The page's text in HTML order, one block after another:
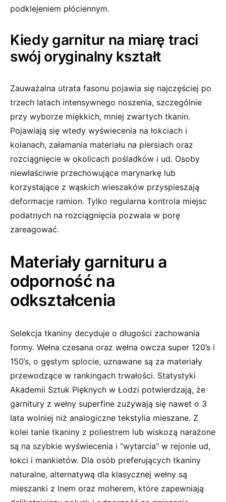
podklejeniem płóciennym.
Kiedy garnitur na miarę traci
swój oryginalny kształt
Zauważalna utrata fasonu pojawia się najczęściej po
trzech latach intensywnego noszenia, szczególnie
przy wyborze miękkich, mniej zwartych tkanin.
Pojawiają się wtedy wyświecenia na łokciach i
kolanach, załamania materiału na piersiach oraz
rozciągnięcie w okolicach pośladków i ud. Osoby
niewłaściwie przechowujące marynarkę lub
korzystające z wąskich wieszaków przyspieszają
deformacje ramion. Tylko regularna kontrola miejsc
podatnych na rozciągnięcia pozwala w porę
zareagować.
Materiały garnituru a
odporność na
odkształcenia
Selekcja tkaniny decyduje o długości zachowania
formy. Wełna czesana oraz wełna owcza super 120’s i
150’s, o gęstym splocie, uznawane są za materiały
przewodzące w rankingach trwałości. Statystyki
Akademii Sztuk Pięknych w Łodzi potwierdzają, że
garnitury z wełny superfine zużywają się nawet o 3
lata wolniej niż analogiczne tekstylia mieszane. Z
kolei tanie tkaniny z poliestrem lub wiskozą narażone
są na szybkie wyświecenia i “wytarcia” w rejonie ud,
łokci i mankietów. Dla osób preferujących tkaniny
naturalne, alternatywą dla klasycznej wełny są
mieszanki z lnem oraz moherem, które zapewniają